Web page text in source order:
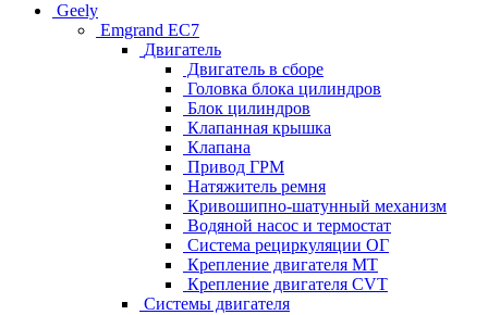
Geely
Emgrand EC7
Двигатель
Двигатель в сборе
Головка блока цилиндров
Блок цилиндров
Клапанная крышка
Клапана
Привод ГРМ
Натяжитель ремня
Кривошипно-шатунный механизм
Водяной насос и термостат
Система рециркуляции ОГ
Крепление двигателя MT
Крепление двигателя CVT
Системы двигателя